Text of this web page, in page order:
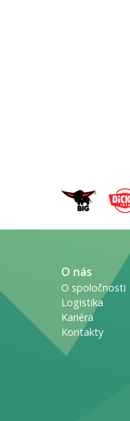
O nás
O spoločnosti
Logistika
Kariéra
Kontakty